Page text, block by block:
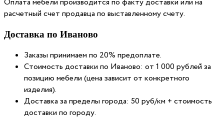
Оплата мебели производится по факту доставки или на
расчетный счет продавца по выставленному счету.
Доставка по Иваново
Заказы принимаем по 20% предоплате.
Стоимость доставки по Иваново: от 1 000 рублей за
позицию мебели (цена зависит от конкретного
изделия).
Доставка за пределы города: 50 руб/км + стоимость
доставки по городу.